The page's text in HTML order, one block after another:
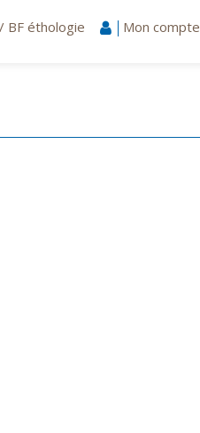
BF éthologie Mon compte